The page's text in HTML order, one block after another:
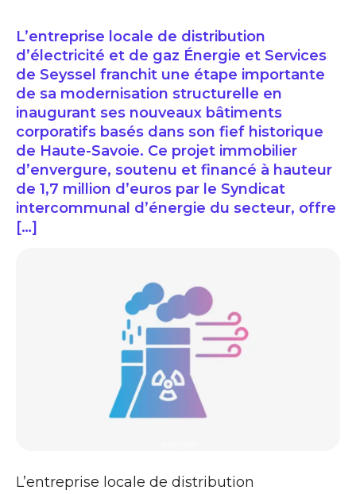
L’entreprise locale de distribution
d’électricité et de gaz Énergie et Services
de Seyssel franchit une étape importante
de sa modernisation structurelle en
inaugurant ses nouveaux bâtiments
corporatifs basés dans son fief historique
de Haute-Savoie. Ce projet immobilier
d’envergure, soutenu et financé à hauteur
de 1,7 million d’euros par le Syndicat
intercommunal d’énergie du secteur, offre
[…]
L’entreprise locale de distribution